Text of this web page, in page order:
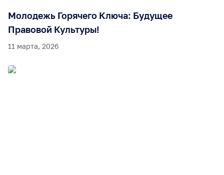
Молодежь Горячего Ключа: Будущее
Правовой Культуры!
11 марта, 2026